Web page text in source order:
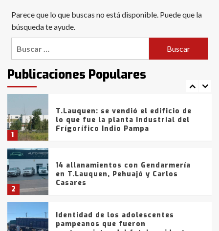
Parece que lo que buscas no está disponible. Puede que la
búsqueda te ayude.
Publicaciones Populares
6
con lluvias y heladas, en gran parte
de la provincia
intentaron evadir a la Policía
fueron detenidos por
comercialización de drogas en la
tarde del sábado
1
T.Lauquen: se vendió el edificio de
lo que fue la planta Industrial del
Frígorífico Indio Pampa
2
14 allanamientos con Gendarmería
en T.Lauquen, Pehuajó y Carlos
Casares
Identidad de los adolescentes
pampeanos que fueron